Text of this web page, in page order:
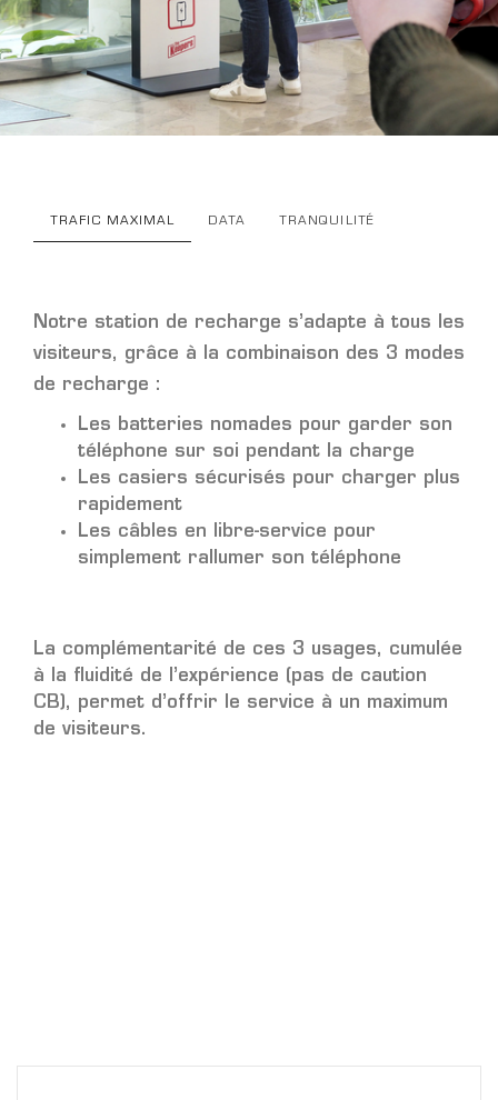
TRAFIC MAXIMAL DATA TRANQUILITÉ
Notre station de recharge s’adapte à tous les
visiteurs, grâce à la combinaison des 3 modes
de recharge :
Les batteries nomades pour garder son
téléphone sur soi pendant la charge
Les casiers sécurisés pour charger plus
rapidement
Les câbles en libre-service pour
simplement rallumer son téléphone
La complémentarité de ces 3 usages, cumulée
à la fluidité de l’expérience (pas de caution
CB), permet d’offrir le service à un maximum
de visiteurs.